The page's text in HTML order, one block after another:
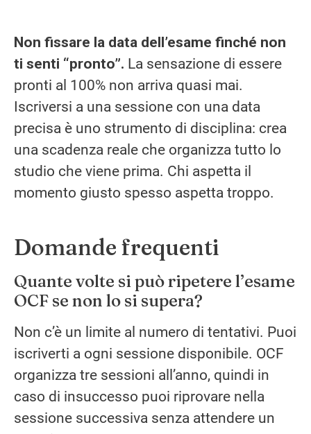
Non fissare la data dell’esame finché non
ti senti “pronto”. La sensazione di essere
pronti al 100% non arriva quasi mai.
Iscriversi a una sessione con una data
precisa è uno strumento di disciplina: crea
una scadenza reale che organizza tutto lo
studio che viene prima. Chi aspetta il
momento giusto spesso aspetta troppo.
Domande frequenti
Quante volte si può ripetere l’esame
OCF se non lo si supera?
Non c’è un limite al numero di tentativi. Puoi
iscriverti a ogni sessione disponibile. OCF
organizza tre sessioni all’anno, quindi in
caso di insuccesso puoi riprovare nella
sessione successiva senza attendere un